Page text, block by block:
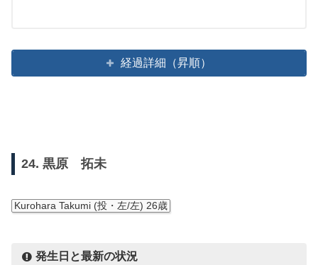
経過詳細（昇順）
24. 黒原 拓未
Kurohara Takumi (投・左/左) 26歳
発生日と最新の状況